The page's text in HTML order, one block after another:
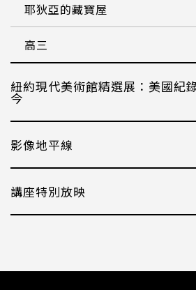
耶狄亞的藏寶屋
高三
紐約現代美術館精選展：美國紀
今
影像地平線
講座特別放映